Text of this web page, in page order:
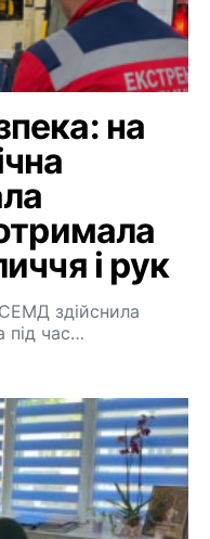
на
і рук
СЕМД здійснила
під час…